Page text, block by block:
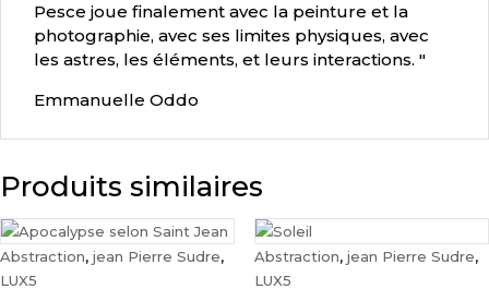
Pesce joue finalement avec la peinture et la
photographie, avec ses limites physiques, avec
les astres, les éléments, et leurs interactions. "
Emmanuelle Oddo
Produits similaires
Abstraction, jean Pierre Sudre,
LUX5
Abstraction, jean Pierre Sudre,
LUX5